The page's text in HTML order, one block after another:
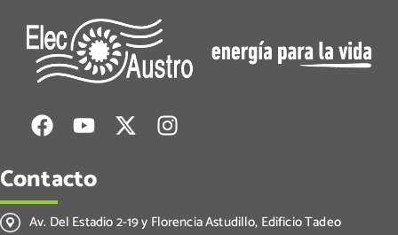
Contacto
Av. Del Estadio 2-19 y Florencia Astudillo, Edificio Tadeo